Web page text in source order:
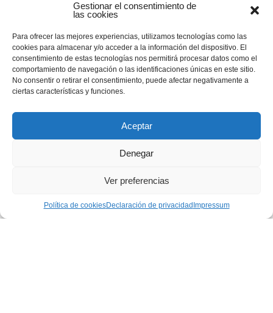
Gestionar el consentimiento de
las cookies
Para ofrecer las mejores experiencias, utilizamos tecnologías como las
cookies para almacenar y/o acceder a la información del dispositivo. El
consentimiento de estas tecnologías nos permitirá procesar datos como el
comportamiento de navegación o las identificaciones únicas en este sitio.
No consentir o retirar el consentimiento, puede afectar negativamente a
ciertas características y funciones.
Aceptar
Denegar
Ver preferencias
Política de cookiesDeclaración de privacidad Impressum
Edebé proposa lectures
d’estiu per a totes les edats
01 junio 2021|Comunicación,Curso20-21,
Edebé,Portada
Per als propers mesos d’estiu edebé proposa un